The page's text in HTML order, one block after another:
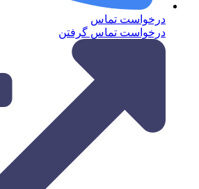
درخواست تماس
درخواست تماس گرفتن